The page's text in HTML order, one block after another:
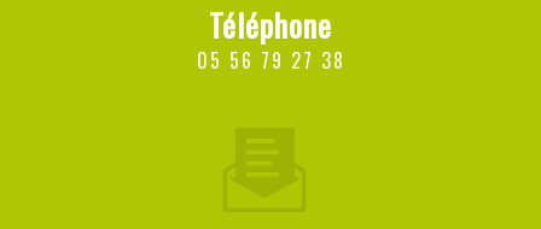
Téléphone
05 56 79 27 38